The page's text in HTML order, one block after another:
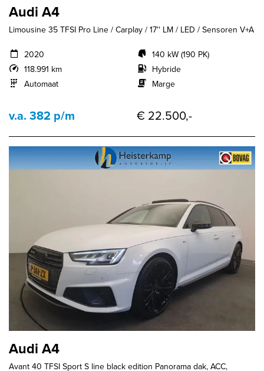
Audi A4
Limousine 35 TFSI Pro Line / Carplay / 17'' LM / LED / Sensoren V+A
2020
118.991 km
Automaat
140 kW (190 PK)
Hybride
Marge
v.a. 382 p/m € 22.500,-
Audi A4
Avant 40 TFSI Sport S line black edition Panorama dak, ACC,